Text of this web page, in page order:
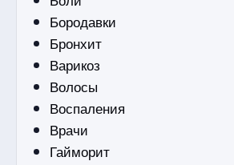
Бородавки
Бронхит
Варикоз
Волосы
Воспаления
Врачи
Гайморит